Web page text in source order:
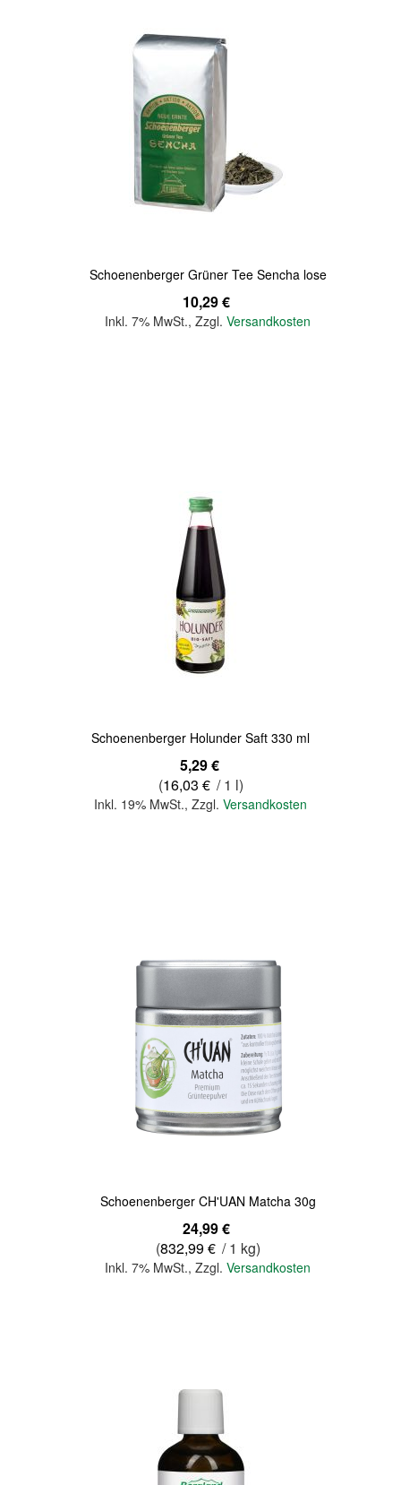
Schoenenberger Grüner Tee Sencha lose
10,29 €
Inkl. 7% MwSt.,Zzgl.Versandkosten
Schoenenberger Holunder Saft 330 ml
5,29 €
(16,03 € / 1 l)
Inkl. 19% MwSt., Zzgl. Versandkosten
Schoenenberger CH'UAN Matcha 30g
24,99 €
(832,99 € / 1 kg)
Inkl. 7% MwSt.,Zzgl.Versandkosten